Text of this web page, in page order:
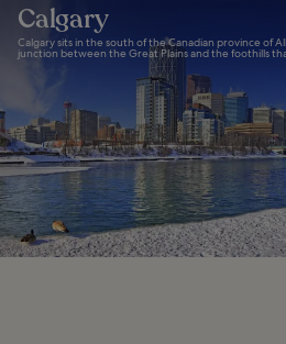
Calgary
Calgary sits in the south of the Canadian province of
junction between the Great Plains and the foothills